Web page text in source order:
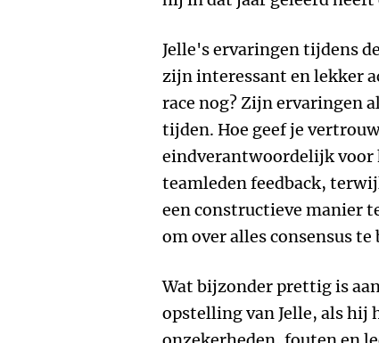
Jelle's ervaringen tijdens
zijn interessant en lekker
race nog? Zijn ervaringen
tijden. Hoe geef je
eindverantwoordelijk voor
teamleden feedback,
een constructieve manier
om over alles consensus te
Wat bijzonder prettig is
opstelling van Jelle, als hij